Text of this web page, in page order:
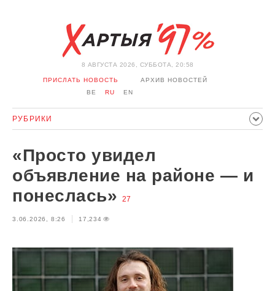
8 АВГУСТА 2026, СУББОТА, 20:58
ПРИСЛАТЬ НОВОСТЬ
АРХИВ НОВОСТЕЙ
BE
RU EN
РУБРИКИ
ПРОИСШЕСТВИЯ СПОРТ КУЛЬТУРА
МНЕНИЕ ИНТЕРВЬЮ ТЕХНОЛОГИИ ЗДОРОВЬЕ
АВТО ОТДЫХ ОБХОД БЛОКИРОВКИ И СОЛИДАРНОСТЬ
КОРОНАВИРУС БЕЛАРУСЬ В НАТО
«Просто увидел
объявление на районе — и
понеслась»
27
3.06.2026, 8:26 17,234